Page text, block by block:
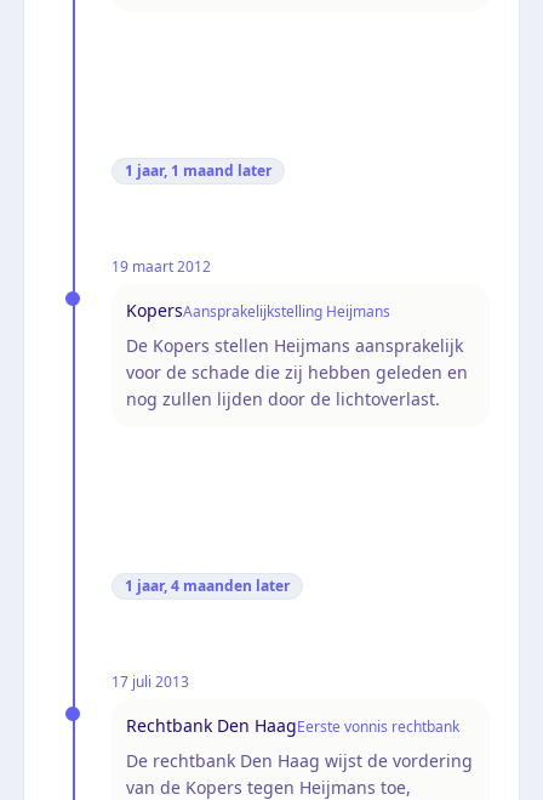
1 jaar, 1 maand later
19 maart 2012
KopersAansprakelijkstelling Heijmans
De Kopers stellen Heijmans aansprakelijk
voor de schade die zij hebben geleden en
nog zullen lijden door de lichtoverlast.
1 jaar, 4 maanden later
17 juli 2013
Rechtbank Den HaagEerste vonnis rechtbank
De rechtbank Den Haag wijst de vordering
van de Kopers tegen Heijmans toe,